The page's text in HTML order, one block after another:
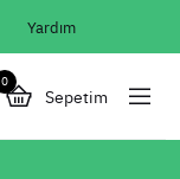
Yardım
Sepetim
0